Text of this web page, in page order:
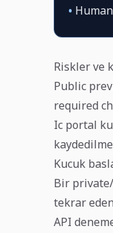
•
Riskler ve
Public
required
Ic portal
Kucuk
Bir
tekrar
API